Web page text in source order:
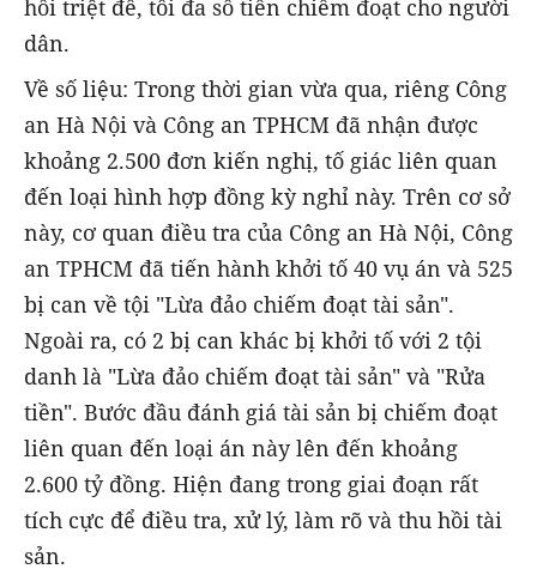
hồi triệt để, tối đa số tiền chiếm đoạt cho người
dân.
Về số liệu: Trong thời gian vừa qua, riêng Công
an Hà Nội và Công an TPHCM đã nhận được
khoảng 2.500 đơn kiến nghị, tố giác liên quan
đến loại hình hợp đồng kỳ nghỉ này. Trên cơ sở
này, cơ quan điều tra của Công an Hà Nội, Công
an TPHCM đã tiến hành khởi tố 40 vụ án và 525
bị can về tội "Lừa đảo chiếm đoạt tài sản".
Ngoài ra, có 2 bị can khác bị khởi tố với 2 tội
danh là "Lừa đảo chiếm đoạt tài sản" và "Rửa
tiền". Bước đầu đánh giá tài sản bị chiếm đoạt
liên quan đến loại án này lên đến khoảng
2.600 tỷ đồng. Hiện đang trong giai đoạn rất
tích cực để điều tra, xử lý, làm rõ và thu hồi tài
sản.